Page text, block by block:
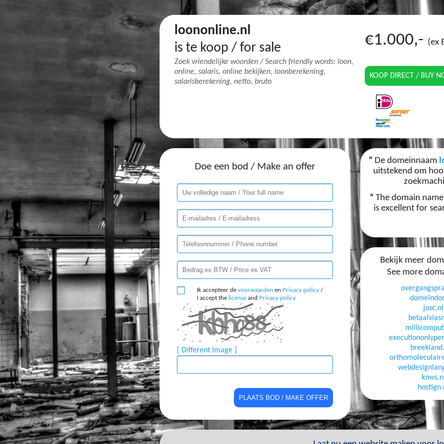
loononline.nl
is te koop / for sale
Zoek vriendelijke woorden / Search friendly words: loon,
online, salaris, online bekijken, loonberekening,
salarisberekening, netto, bruto
€1.000,- (ex
KOOP DIRECT / BUY
Doe een bod / Make an offer
Ik accepteer de voorwaarden en Privacy policy /
I accept the license and Privacy policy
[ Different Image ]
“ De domeinnaam
uitstekend om
“ The domain
is excellent for
Bekijk meer
See more
josc.nl